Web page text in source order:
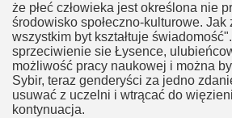
że płeć człowieka jest określona nie
środowisko społeczno-kulturowe. Jak
wszystkim byt kształtuje
sprzeciwienie sie Łysence,
możliwość pracy naukowej i można
Sybir, teraz genderyści za jedno
usuwać z uczelni i wtrącać do
kontynuacja.